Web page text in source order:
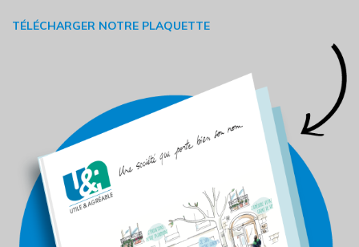
TÉLÉCHARGER NOTRE PLAQUETTE